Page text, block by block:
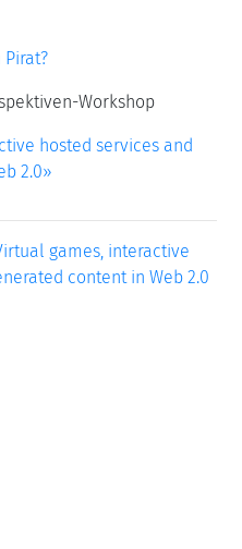
Pirat?
Workshop
hosted services and
2.0»
games, interactive
content in Web 2.0